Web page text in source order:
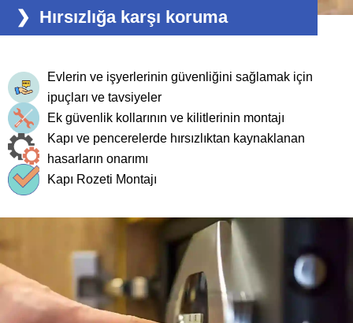
Hırsızlığa karşı koruma
Evlerin ve işyerlerinin güvenliğini sağlamak için
ipuçları ve tavsiyeler
Ek güvenlik kollarının ve kilitlerinin montajı
Kapı ve pencerelerde hırsızlıktan kaynaklanan
hasarların onarımı
Kapı Rozeti Montajı